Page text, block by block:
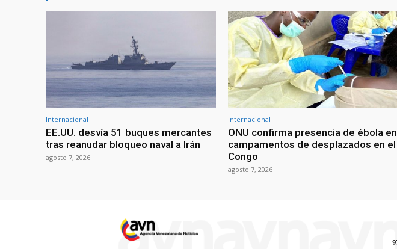
Internacional
EE.UU. desvía 51 buques mercantes
tras reanudar bloqueo naval a Irán
agosto 7, 2026
Internacional
ONU confirma presencia de ébola en
campamentos de desplazados en el
Congo
agosto 7, 2026